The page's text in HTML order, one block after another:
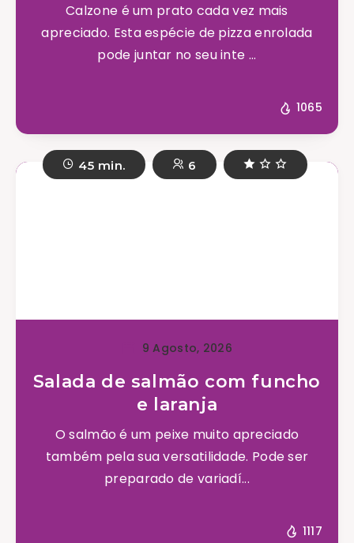
Calzone é um prato cada vez mais
apreciado. Esta espécie de pizza enrolada
pode juntar no seu inte ...
1065
45 min. 6
9 Agosto, 2026
Salada de salmão com funcho
e laranja
O salmão é um peixe muito apreciado
também pela sua versatilidade. Pode ser
preparado de variadí...
1117